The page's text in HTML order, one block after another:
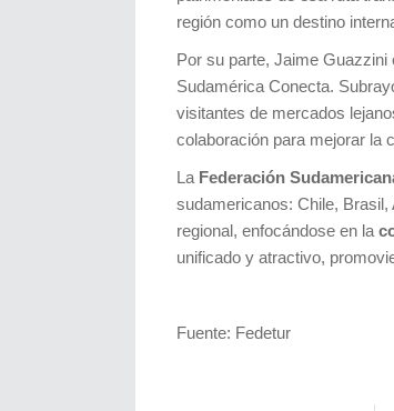
región como un destino
Por su parte, Jaime
Sudamérica Conecta.
visitantes de mercados
colaboración para mejorar la
La Federación
sudamericanos: Chile,
regional, enfocándose en la
unificado y atractivo,
Fuente: Fedetur